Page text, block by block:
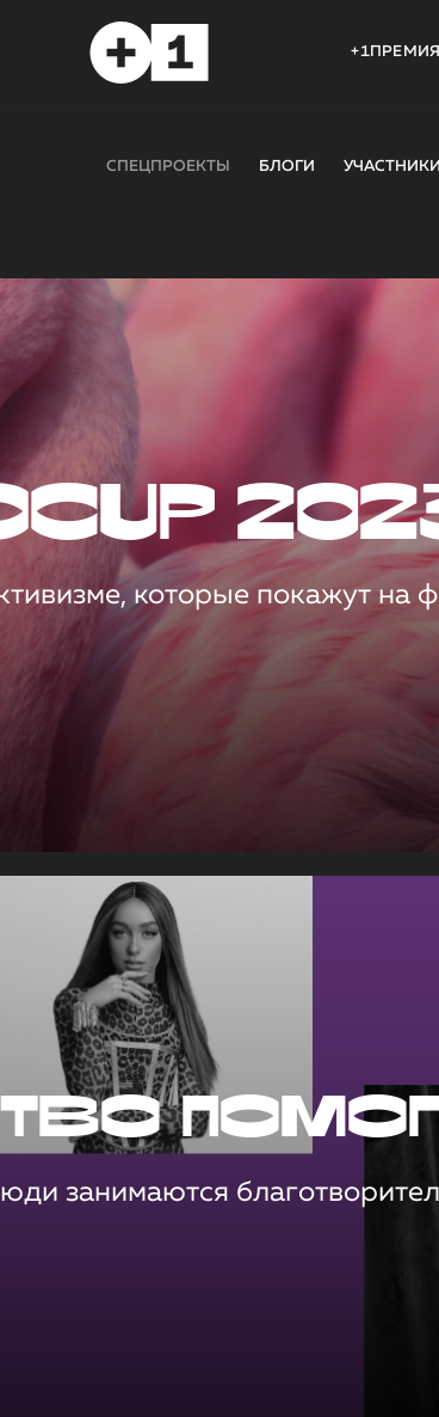
+1ПРЕМИЯ
СПЕЦПРОЕКТЫ БЛОГИ УЧАСТНИКИ
которые покажут на
занимаются